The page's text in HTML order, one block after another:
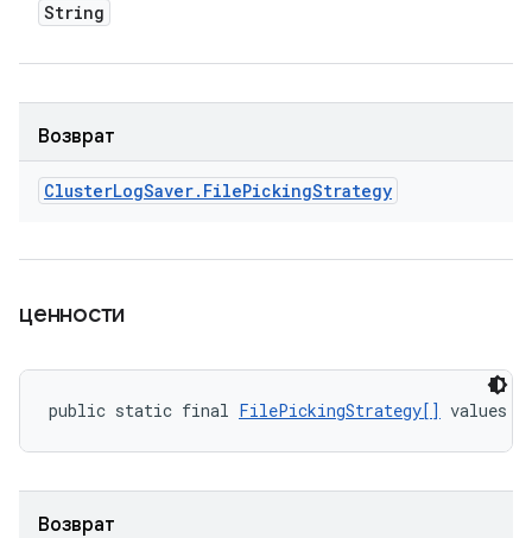
String
Возврат
ClusterLogSaver. FilePickingStrategy
ценности
public static final FilePickingStrategy[] values
Возврат